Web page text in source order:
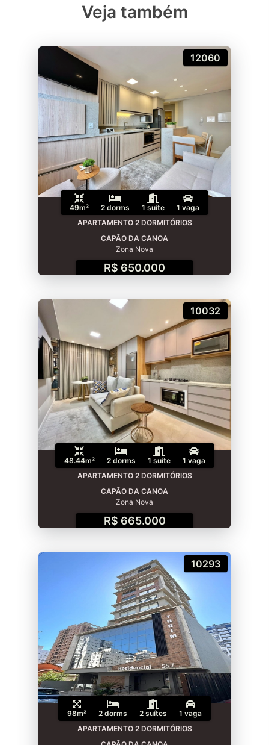
Veja também
12060
49m² 2 dorms 1 suíte
1 vaga
APARTAMENTO 2 DORMITÓRIOS
CAPÃO DA CANOA
Zona Nova
R$ 650.000
10032
48.44m² 2 dorms 1 suíte
1 vaga
APARTAMENTO 2 DORMITÓRIOS
CAPÃO DA CANOA
Zona Nova
R$ 665.000
10293
98m² 2 dorms 2 suítes
1 vaga
APARTAMENTO 2 DORMITÓRIOS